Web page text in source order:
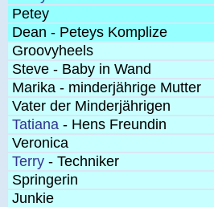
Petey
Dean - Peteys Komplize
Groovyheels
Steve - Baby in Wand
Marika - minderjährige Mutter
Vater der Minderjährigen
Tatiana - Hens Freundin
Veronica
Terry - Techniker
Springerin
Junkie